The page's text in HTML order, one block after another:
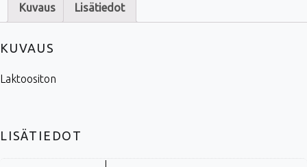
Kuvaus Lisätiedot
KUVAUS
Laktoositon
LISÄTIEDOT